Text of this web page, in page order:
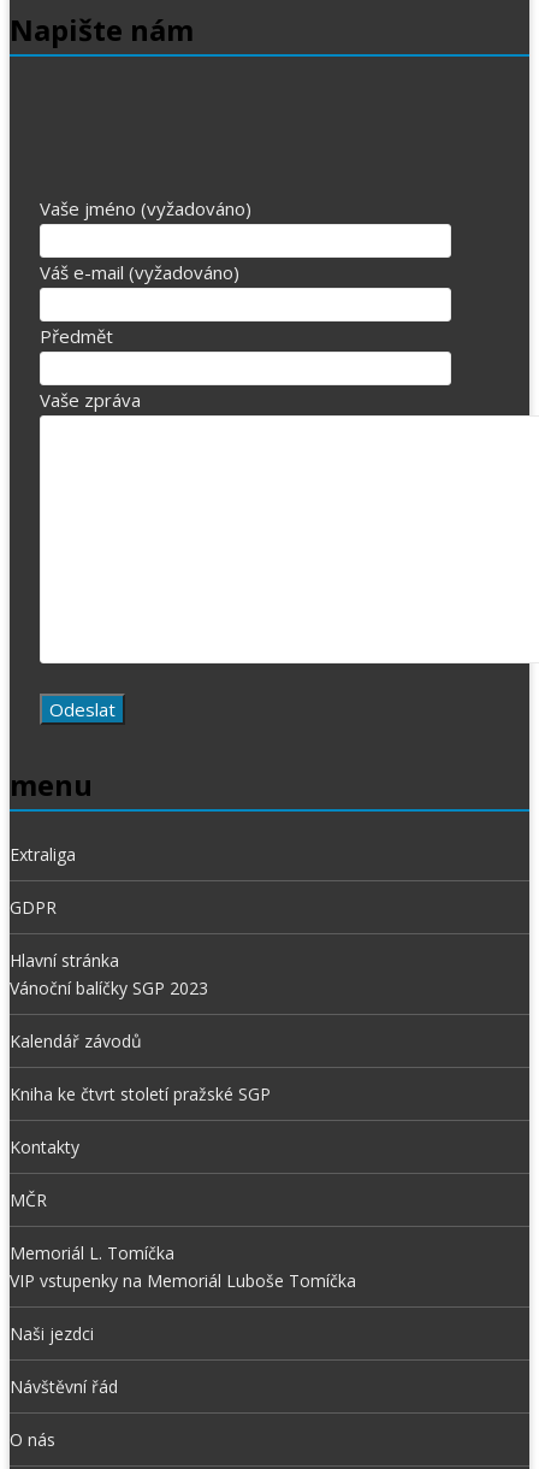
Napište nám
Vaše jméno (vyžadováno)
Váš e-mail (vyžadováno)
Předmět
Vaše zpráva
menu
Extraliga
GDPR
Hlavní stránka
Vánoční balíčky SGP 2023
Kalendář závodů
Kniha ke čtvrt století pražské SGP
Kontakty
MČR
Memoriál L. Tomíčka
VIP vstupenky na Memoriál Luboše Tomíčka
Naši jezdci
Návštěvní řád
O nás